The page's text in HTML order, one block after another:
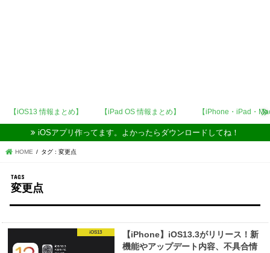
【iOS13 情報まとめ】 【iPad OS 情報まとめ】 【iPhone・iPad・
iOSアプリ作ってます。よかったらダウンロードしてね！
HOME タグ : 変更点
変更点
iOS13
【iPhone】iOS13.3がリリース！新
機能やアップデート内容、不具合情